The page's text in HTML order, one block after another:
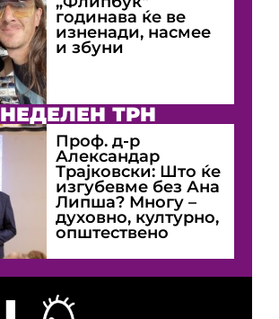
годинава ќе ве
изненади, насмее
и збуни
НЕДЕЛЕН ТРН
Проф. д-р
Александар
Трајковски: Што ќе
изгубевме без Ана
Липша? Многу –
духовно, културно,
општествено